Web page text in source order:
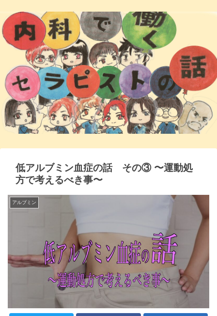
低アルブミン血症の話 その③ 〜運動処
方で考えるべき事〜
アルブミン